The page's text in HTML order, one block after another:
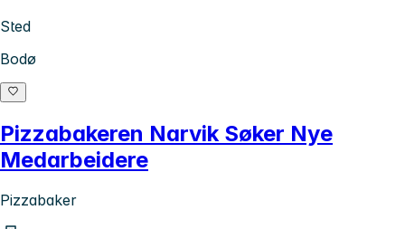
Sted
Bodø
Pizzabakeren Narvik Søker Nye
Medarbeidere
Pizzabaker